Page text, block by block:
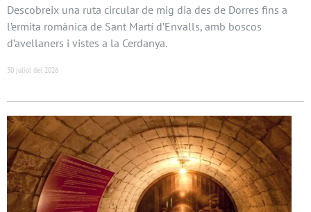
Descobreix una ruta circular de mig dia des de Dorres fins a
l’ermita romànica de Sant Martí d’Envalls, amb boscos
d’avellaners i vistes a la Cerdanya.
30 juliol del 2026